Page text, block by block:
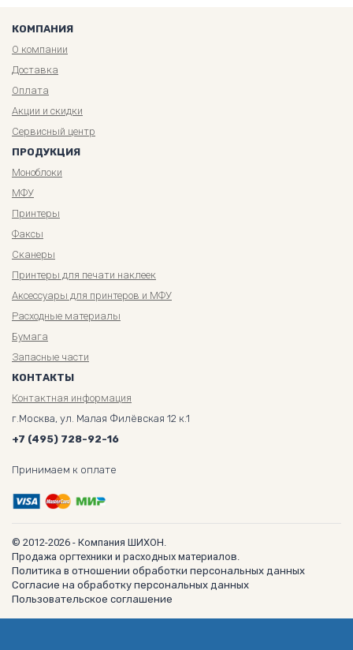
КОМПАНИЯ
О компании
Доставка
Оплата
Акции и скидки
Сервисный центр
ПРОДУКЦИЯ
Моноблоки
МФУ
Принтеры
Факсы
Сканеры
Принтеры для печати наклеек
Аксессуары для принтеров и МФУ
Расходные материалы
Бумага
Запасные части
КОНТАКТЫ
Контактная информация
г.Москва, ул. Малая Филёвская 12 к.1
+7 (495) 728-92-16
Принимаем к оплате
© 2012-2026 - Компания ШИХОН.
Продажа оргтехники и расходных материалов.
Политика в отношении обработки персональных данных
Согласие на обработку персональных данных
Пользовательское соглашение